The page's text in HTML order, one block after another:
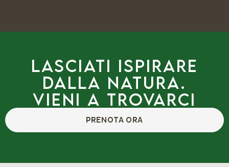
Lasciati ispirare
dalla natura.
Vieni a trovarci
PRENOTA ORA